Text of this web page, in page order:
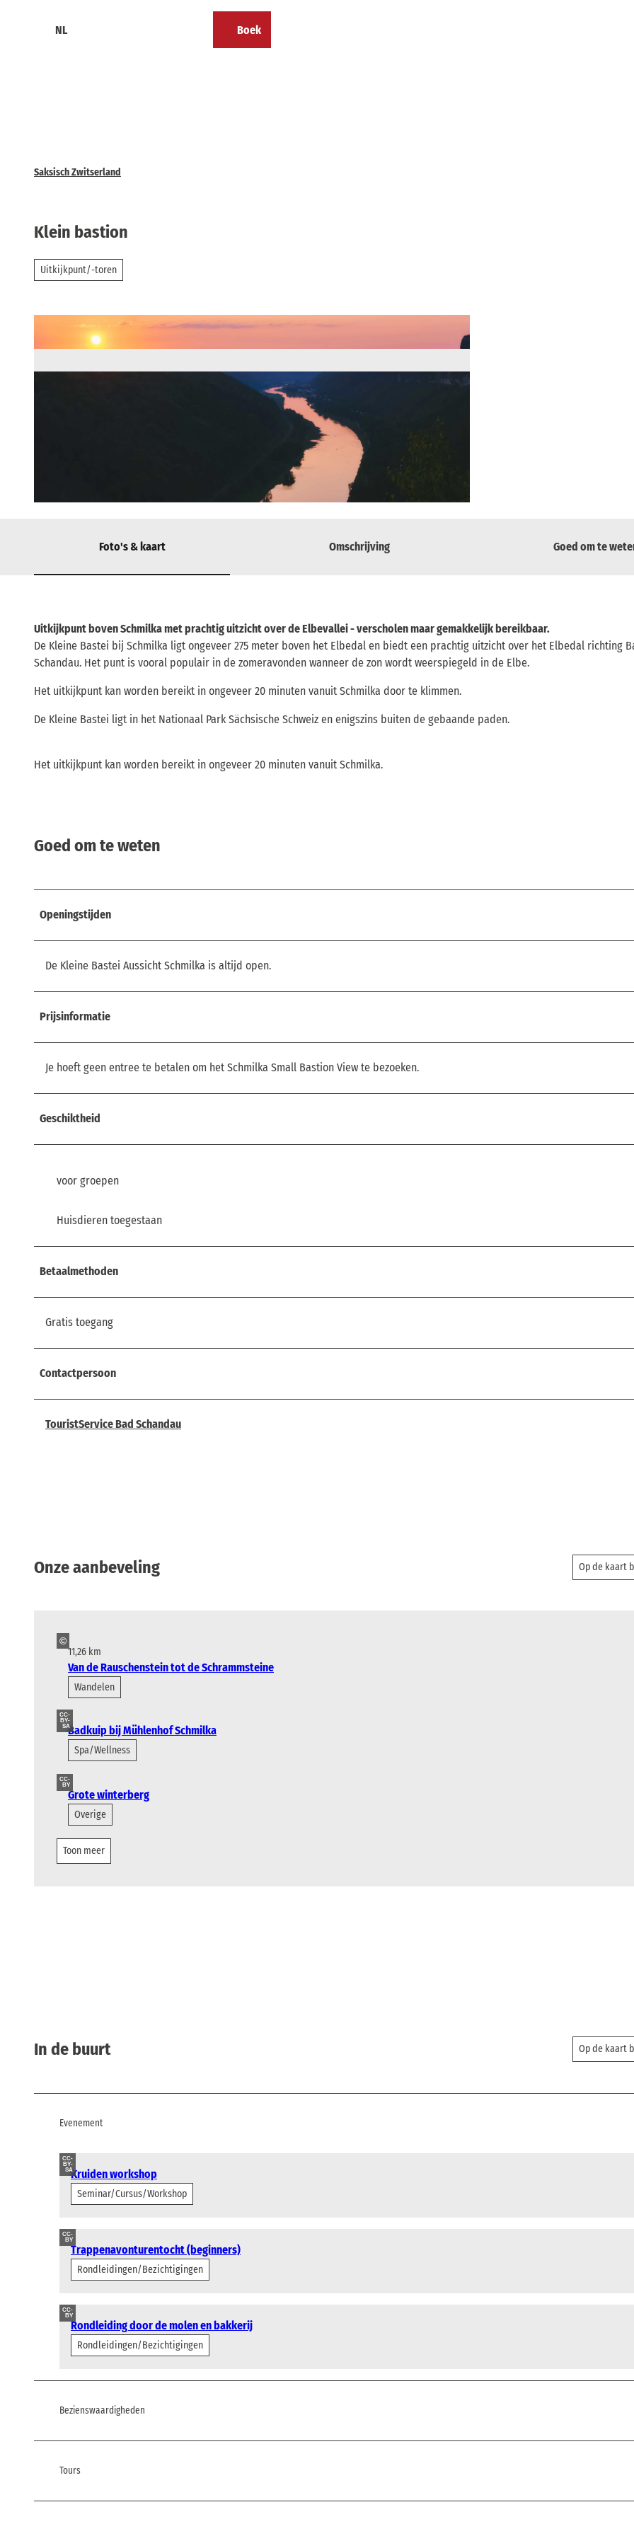
NL Boek
Saksisch Zwitserland
Klein bastion
Uitkijkpunt/-toren
Foto's & kaart Omschrijving Goed om te
Uitkijkpunt boven Schmilka met prachtig uitzicht over de Elbevallei - verscholen maar gemakkelijk bereikbaar.
De Kleine Bastei bij Schmilka ligt ongeveer 275 meter boven het Elbedal en biedt een prachtig uitzicht over het Elbedal richting
Schandau. Het punt is vooral populair in de zomeravonden wanneer de zon wordt weerspiegeld in de Elbe.
Het uitkijkpunt kan worden bereikt in ongeveer 20 minuten vanuit Schmilka door te klimmen.
De Kleine Bastei ligt in het Nationaal Park Sächsische Schweiz en enigszins buiten de gebaande paden.
Het uitkijkpunt kan worden bereikt in ongeveer 20 minuten vanuit Schmilka.
Goed om te weten
Openingstijden
De Kleine Bastei Aussicht Schmilka is altijd open.
Prijsinformatie
Je hoeft geen entree te betalen om het Schmilka Small Bastion View te bezoeken.
Geschiktheid
voor groepen
Huisdieren toegestaan
Betaalmethoden
Gratis toegang
Contactpersoon
TouristService Bad Schandau
Onze aanbeveling Op de kaart
©
11,26 km
Van de Rauschenstein tot de Schrammsteine
Wandelen
CC-
BY-
SABadkuip bij Mühlenhof Schmilka
Spa/Wellness
CC-
BY
Grote winterberg
Overige
Toon meer
In de buurt Op de kaart
Evenement
CC-
BY-
SAKruiden workshop
Seminar/Cursus/Workshop
CC-
BY
Trappenavonturentocht (beginners)
Rondleidingen/Bezichtigingen
CC-
BY
Rondleiding door de molen en bakkerij
Rondleidingen/Bezichtigingen
Bezienswaardigheden
Tours